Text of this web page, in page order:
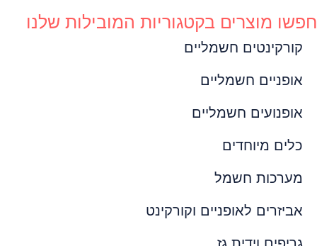
חפשו מוצרים בקטגוריות המובילות שלנו
קורקינטים חשמליים
אופניים חשמליים
אופנועים חשמליים
כלים מיוחדים
מערכות חשמל
אביזרים לאופניים וקורקינט